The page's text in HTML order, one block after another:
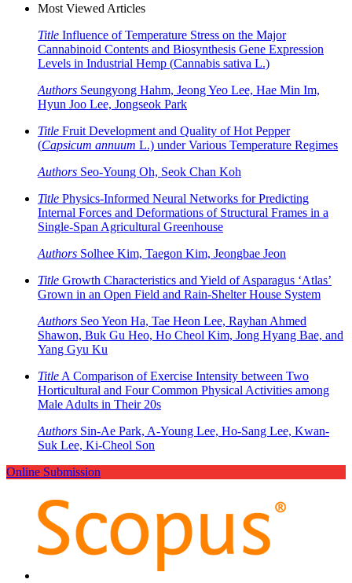
Most Viewed Articles
Title Influence of Temperature Stress on the Major
Cannabinoid Contents and Biosynthesis Gene Expression
Levels in Industrial Hemp (Cannabis sativa L.)
Authors Seungyong Hahm, Jeong Yeo Lee, Hae Min Im,
Hyun Joo Lee, Jongseok Park
Title Fruit Development and Quality of Hot Pepper
(Capsicum annuum L.) under Various Temperature Regimes
Authors Seo-Young Oh, Seok Chan Koh
Title Physics-Informed Neural Networks for Predicting
Internal Forces and Deformations of Structural Frames in a
Single-Span Agricultural Greenhouse
Authors Solhee Kim, Taegon Kim, Jeongbae Jeon
Title Growth Characteristics and Yield of Asparagus ‘Atlas’
Grown in an Open Field and Rain-Shelter House System
Authors Seo Yeon Ha, Tae Heon Lee, Rayhan Ahmed
Shawon, Buk Gu Heo, Ho Cheol Kim, Jong Hyang Bae, and
Yang Gyu Ku
Title A Comparison of Exercise Intensity between Two
Horticultural and Four Common Physical Activities among
Male Adults in Their 20s
Authors Sin-Ae Park, A-Young Lee, Ho-Sang Lee, Kwan-
Suk Lee, Ki-Cheol Son
Online Submission